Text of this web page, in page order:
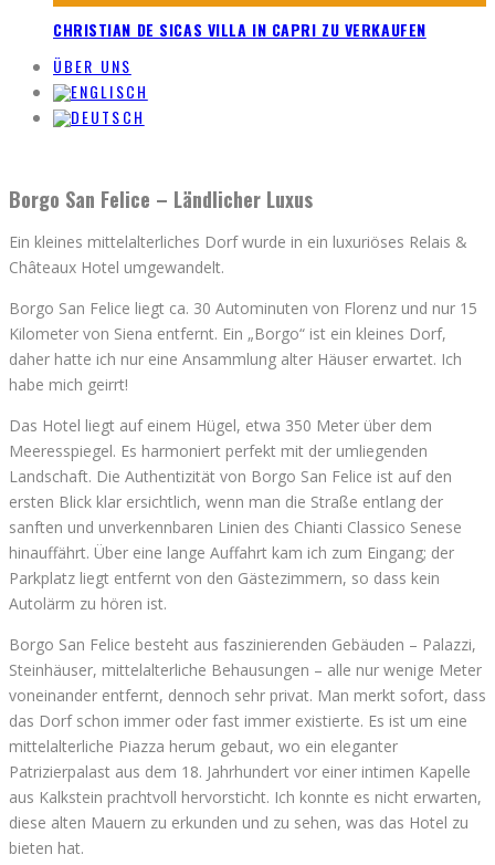
CHRISTIAN DE SICAS VILLA IN CAPRI ZU VERKAUFEN
ÜBER UNS
Borgo San Felice – Ländlicher Luxus
Ein kleines mittelalterliches Dorf wurde in ein luxuriöses Relais &
Châteaux Hotel umgewandelt.
Borgo San Felice liegt ca. 30 Autominuten von Florenz und nur 15
Kilometer von Siena entfernt. Ein „Borgo“ ist ein kleines Dorf,
daher hatte ich nur eine Ansammlung alter Häuser erwartet. Ich
habe mich geirrt!
Das Hotel liegt auf einem Hügel, etwa 350 Meter über dem
Meeresspiegel. Es harmoniert perfekt mit der umliegenden
Landschaft. Die Authentizität von Borgo San Felice ist auf den
ersten Blick klar ersichtlich, wenn man die Straße entlang der
sanften und unverkennbaren Linien des Chianti Classico Senese
hinauffährt. Über eine lange Auffahrt kam ich zum Eingang; der
Parkplatz liegt entfernt von den Gästezimmern, so dass kein
Autolärm zu hören ist.
Borgo San Felice besteht aus faszinierenden Gebäuden – Palazzi,
Steinhäuser, mittelalterliche Behausungen – alle nur wenige Meter
voneinander entfernt, dennoch sehr privat. Man merkt sofort, dass
das Dorf schon immer oder fast immer existierte. Es ist um eine
mittelalterliche Piazza herum gebaut, wo ein eleganter
Patrizierpalast aus dem 18. Jahrhundert vor einer intimen Kapelle
aus Kalkstein prachtvoll hervorsticht. Ich konnte es nicht erwarten,
diese alten Mauern zu erkunden und zu sehen, was das Hotel zu
bieten hat.